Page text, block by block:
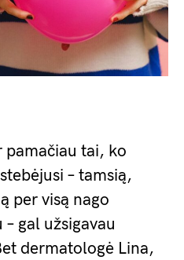
pamačiau tai, ko
– tamsią,
per visą nago
gal užsigavau
dermatologė Lina,